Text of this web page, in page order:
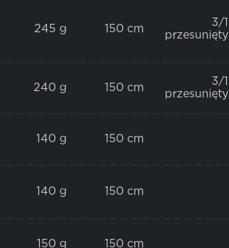
245 g 150 cm
3/1
przesunięty
240 g 150 cm
3/1
przesunięty
140 g 150 cm
140 g 150 cm
150 g 150 cm